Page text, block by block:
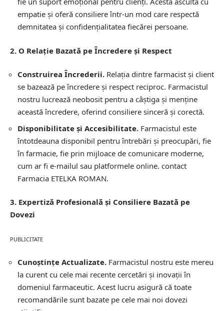
empatie și oferă consiliere într-un mod care respectă
demnitatea și confidențialitatea fiecărei persoane.
2. O Relație Bazată pe Încredere și Respect
Construirea Încrederii. Relația dintre farmacist și client
se bazează pe încredere și respect reciproc. Farmacistul
nostru lucrează neobosit pentru a câștiga și menține
această încredere, oferind consiliere sinceră și corectă.
Disponibilitate și Accesibilitate. Farmacistul este
întotdeauna disponibil pentru întrebări și preocupări, fie
în farmacie, fie prin mijloace de comunicare moderne,
cum ar fi e-mailul sau platformele online. contact
Farmacia ETELKA ROMAN.
3. Expertiză Profesională și Consiliere Bazată pe
Dovezi
PUBLICITATE
Cunoștințe Actualizate. Farmacistul nostru este mereu
la curent cu cele mai recente cercetări și inovații în
domeniul farmaceutic. Acest lucru asigură că toate
recomandările sunt bazate pe cele mai noi dovezi